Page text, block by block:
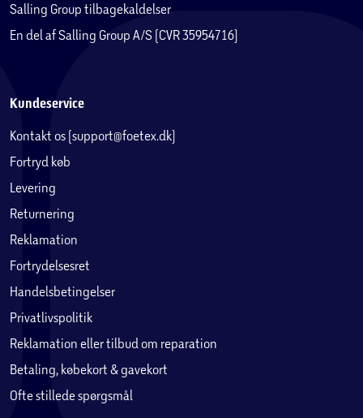
Salling Group tilbagekaldelser
En del af Salling Group A/S (CVR 35954716)
Kundeservice
Kontakt os (support@foetex.dk)
Fortryd køb
Levering
Returnering
Reklamation
Fortrydelsesret
Handelsbetingelser
Privatlivspolitik
Reklamation eller tilbud om reparation
Betaling, købekort & gavekort
Ofte stillede spørgsmål